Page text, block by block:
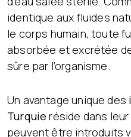
identique aux fluides
le corps humain, toute
absorbée et excrétée
sûre par l’organisme.
Un avantage unique des
Turquie réside dans
peuvent être introduits